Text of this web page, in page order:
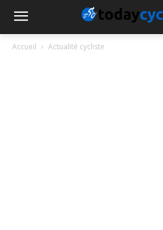
Accueil Actualité cycliste